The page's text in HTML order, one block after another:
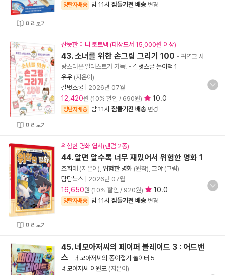
미리보기
양탄자배송 밤 11시 잠들기전 배송 변경
미리보기
산뜻한 미니 토트백 (대상도서 15,000원 이상)
43. 소녀를 위한 손그림 그리기 100 - 귀엽고 사
랑스러운 일러스트가 가득! - 길벗스쿨 놀이책 1
유우 (지은이)
길벗스쿨
2026년 07월
12,420원 (10% 할인 / 690원) 10.0
양탄자배송 밤 11시 잠들기전 배송 변경
미리보기
위험한 명화 엽서(랜덤 2종)
44. 알면 알수록 너무 재밌어서 위험한 명화 1
조희애 (지은이), 위험한 명화 (원작), 고야(그림)
탐탐북스
2026년 07월
16,650원 (10% 할인 / 920원) 10.0
양탄자배송 밤 11시 잠들기전 배송 변경
45. 네모아저씨의 페이퍼 블레이드 3 : 어드밴
스 - 네모아저씨의 종이접기 놀이터 5
네모아저씨 이원표 (지은이)